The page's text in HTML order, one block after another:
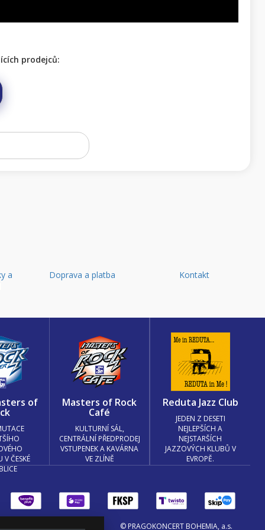
prodejců:
a
Doprava a platba Kontakt
of
V ČESKÉ
Masters of Rock
Café
KULTURNÍ SÁL,
CENTRÁLNÍ PŘEDPRODEJ
VSTUPENEK A KAVÁRNA
VE ZLÍNĚ
Reduta Jazz Club
JEDEN Z DESETI
NEJLEPŠÍCH A
NEJSTARŠÍCH
JAZZOVÝCH KLUBŮ V
EVROPĚ.
© PRAGOKONCERT BOHEMIA, a.s.